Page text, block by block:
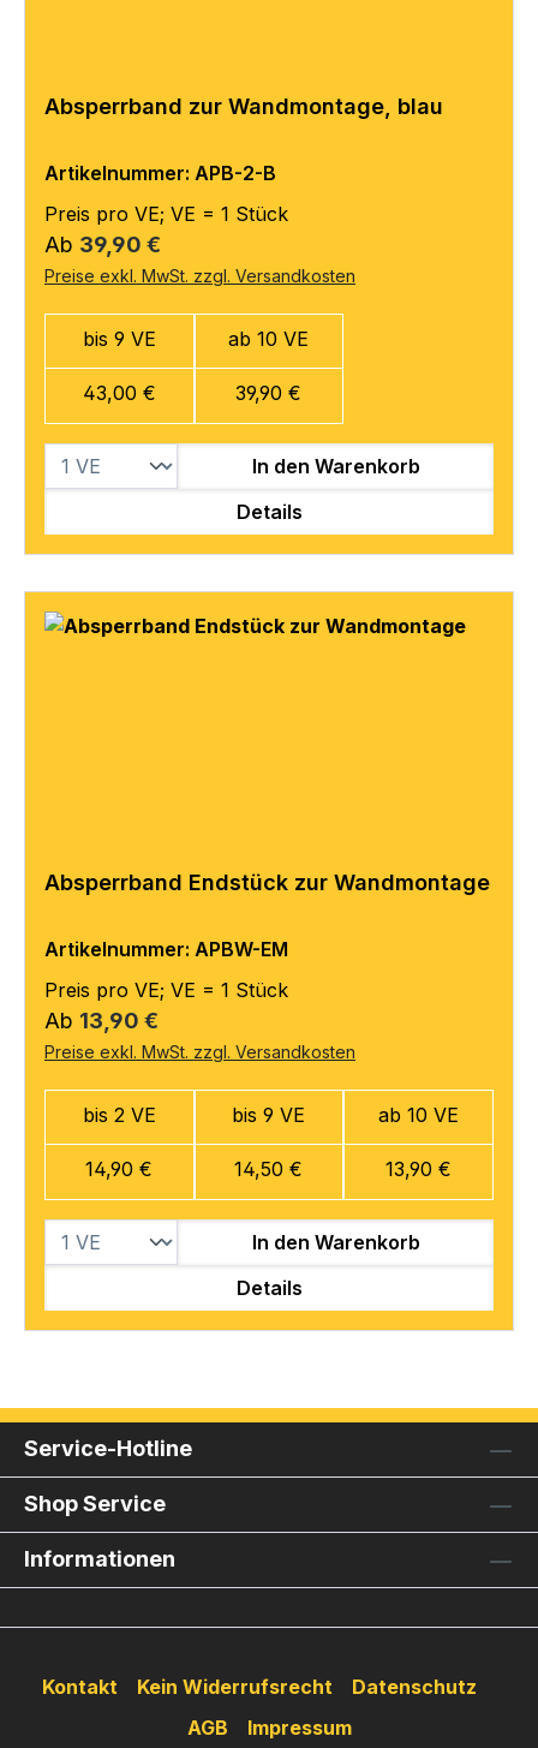
Absperrband zur Wandmontage, blau
Artikelnummer: APB-2-B
Preis pro VE; VE = 1 Stück
Regulärer Preis:
Ab 39,90 €
Preise exkl. MwSt. zzgl. Versandkosten
bis 9 VE
43,00 €
ab 10 VE
39,90 €
In den Warenkorb
Details
Absperrband Endstück zur Wandmontage
Artikelnummer: APBW-EM
Preis pro VE; VE = 1 Stück
Regulärer Preis:
Ab 13,90 €
Preise exkl. MwSt. zzgl. Versandkosten
bis 2 VE
14,90 €
bis 9 VE
14,50 €
ab 10 VE
13,90 €
In den Warenkorb
Details
Service-Hotline
Shop Service
Informationen
Kontakt Kein Widerrufsrecht
Datenschutz
AGB
Impressum